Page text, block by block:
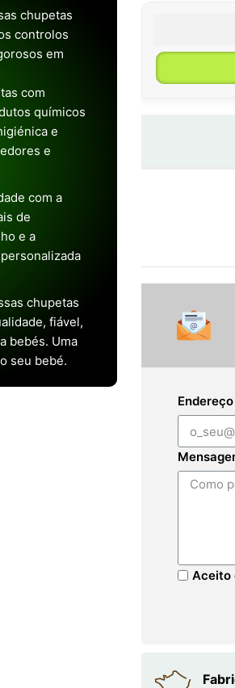
chupetas
controlos
em
com
químicos
e
e
com a
de
e a
chupetas
fiável,
bebés. Uma
seu bebé.
Aceito